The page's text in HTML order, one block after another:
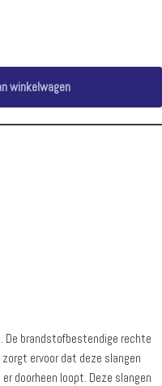
winkelwagen
De brandstofbestendige rechte
ervoor dat deze slangen
doorheen loopt. Deze slangen